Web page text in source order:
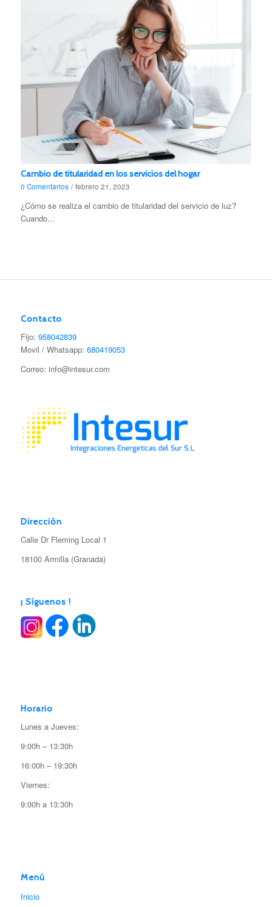
Cambio de titularidad en los servicios del hogar
0 Comentarios / febrero 21, 2023
¿Cómo se realiza el cambio de titularidad del servicio de luz?
Cuando…
Contacto
Fijo: 958042839
Movil / Whatsapp: 680419053
Correo: info@intesur.com
Dirección
Calle Dr Fleming Local 1
18100 Armilla (Granada)
¡ Síguenos !
Horario
Lunes a Jueves:
9:00h – 13:30h
16:00h – 19:30h
Viernes:
9:00h a 13:30h
Menú
Inicio